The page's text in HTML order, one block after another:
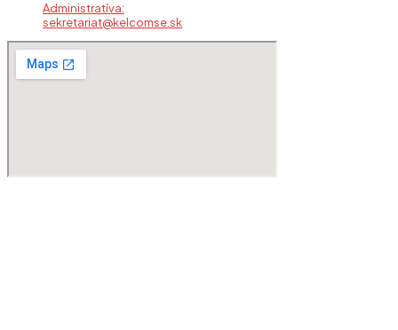
Administratíva:
sekretariat@kelcomse.sk